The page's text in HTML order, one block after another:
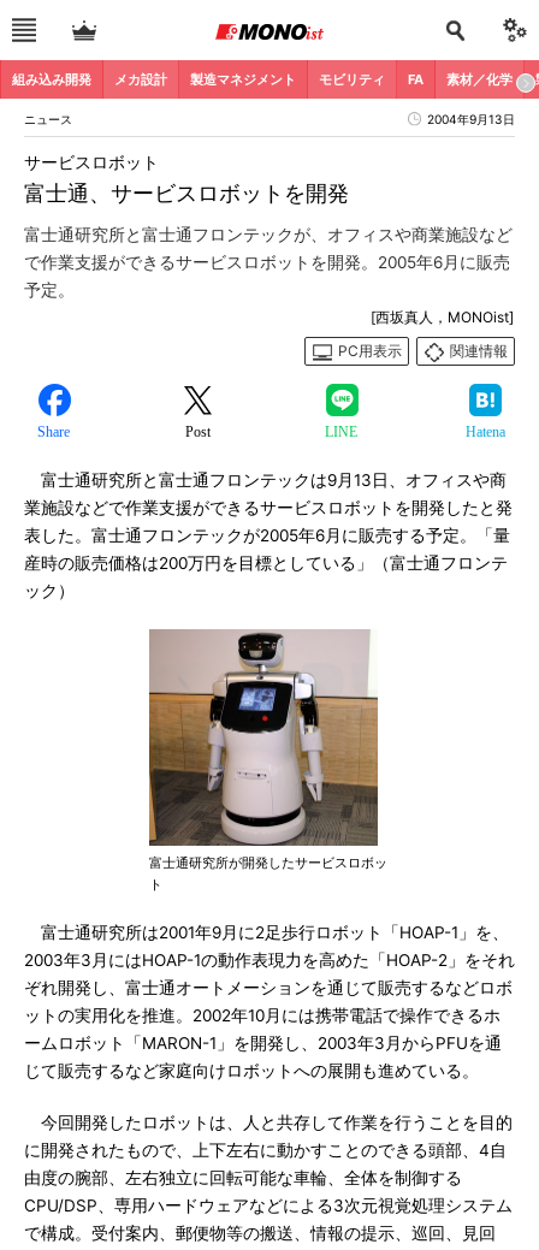
組み込み開発 メカ設計 製造マネジメント モビリティ FA 素材／化学
ニュース 2004年9月13日
富士通、サービスロボットを開発
サービスロボット
富士通研究所と富士通フロンテックが、オフィスや商業施設など
で作業支援ができるサービスロボットを開発。2005年6月に販売
予定。
[西坂真人，MONOist]
PC用表示
関連情報
Share Post LINE Hatena
富士通研究所と富士通フロンテックは9月13日、オフィスや商
業施設などで作業支援ができるサービスロボットを開発したと発
表した。富士通フロンテックが2005年6月に販売する予定。「量
産時の販売価格は200万円を目標としている」（富士通フロンテ
ック）
富士通研究所が開発したサービスロボッ
ト
富士通研究所は2001年9月に2足歩行ロボット「HOAP-1」を、
2003年3月にはHOAP-1の動作表現力を高めた「HOAP-2」をそれ
ぞれ開発し、富士通オートメーションを通じて販売するなどロボ
ットの実用化を推進。2002年10月には携帯電話で操作できるホ
ームロボット「MARON-1」を開発し、2003年3月からPFUを通
じて販売するなど家庭向けロボットへの展開も進めている。
今回開発したロボットは、人と共存して作業を行うことを目的
に開発されたもので、上下左右に動かすことのできる頭部、4自
由度の腕部、左右独立に回転可能な車輪、全体を制御する
CPU/DSP、専用ハードウェアなどによる3次元視覚処理システム
で構成。受付案内、郵便物等の搬送、情報の提示、巡回、見回